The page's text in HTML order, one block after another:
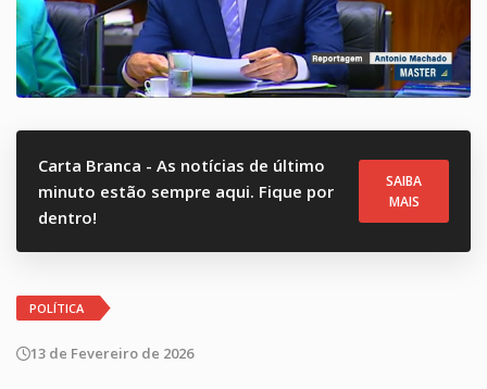
Carta Branca - As notícias de último
minuto estão sempre aqui. Fique por
dentro!
SAIBA
MAIS
POLÍTICA
13 de Fevereiro de 2026